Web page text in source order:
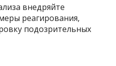
внедряйте
реагирования,
подозрительных